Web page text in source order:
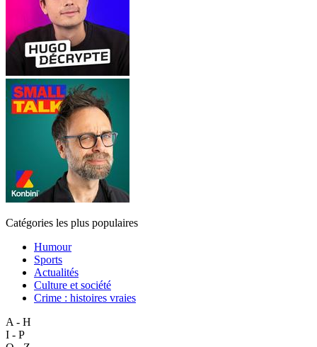
Catégories les plus populaires
Humour
Sports
Actualités
Culture et société
Crime : histoires vraies
A - H
I - P